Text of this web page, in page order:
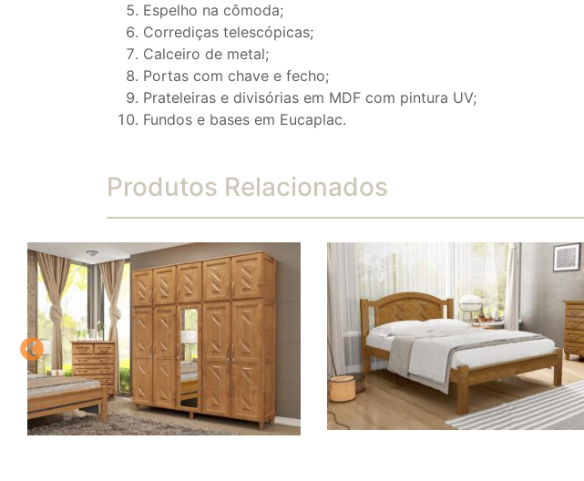
Espelho na cômoda;
Corrediças telescópicas;
Calceiro de metal;
Portas com chave e fecho;
Prateleiras e divisórias em MDF com pintura UV;
Fundos e bases em Eucaplac.
Produtos Relacionados